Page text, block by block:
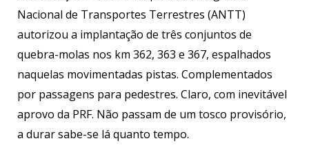
Nacional de Transportes Terrestres (ANTT)
autorizou a implantação de três conjuntos de
quebra-molas nos km 362, 363 e 367, espalhados
naquelas movimentadas pistas. Complementados
por passagens para pedestres. Claro, com inevitável
aprovo da PRF. Não passam de um tosco provisório,
a durar sabe-se lá quanto tempo.